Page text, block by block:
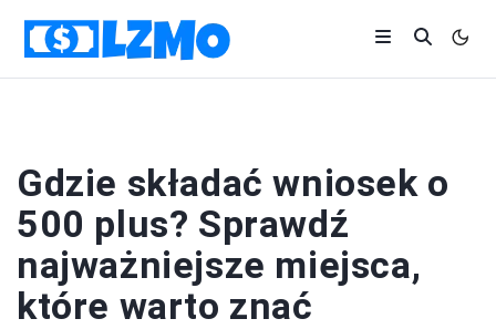
Gdzie składać wniosek o
500 plus? Sprawdź
najważniejsze miejsca,
które warto znać